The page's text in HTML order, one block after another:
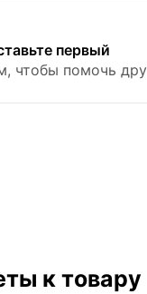
первый
чтобы помочь
к товару